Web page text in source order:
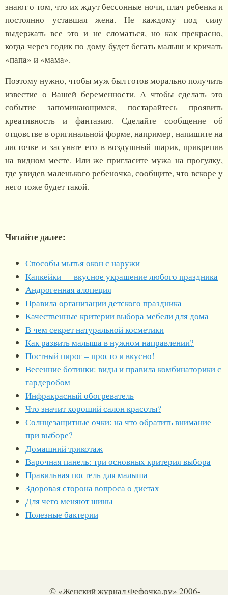
знают о том, что их ждут бессонные ночи, плач ребенка и
постоянно уставшая жена. Не каждому под силу
выдержать все это и не сломаться, но как прекрасно,
когда через годик по дому будет бегать малыш и кричать
«папа» и «мама».
Поэтому нужно, чтобы муж был готов морально получить
известие о Вашей беременности. А чтобы сделать это
событие запоминающимся, постарайтесь проявить
креативность и фантазию. Сделайте сообщение об
отцовстве в оригинальной форме, например, напишите на
листочке и засуньте его в воздушный шарик, прикрепив
на видном месте. Или же пригласите мужа на прогулку,
где увидев маленького ребеночка, сообщите, что вскоре у
него тоже будет такой.
Читайте далее:
Способы мытья окон с наружи
Капкейки — вкусное украшение любого праздника
Андрогенная алопеция
Правила организации детского праздника
Качественные критерии выбора мебели для дома
В чем секрет натуральной косметики
Как развить малыша в нужном направлении?
Постный пирог – просто и вкусно!
Весенние ботинки: виды и правила комбинаторики с
гардеробом
Инфракрасный обогреватель
Что значит хороший салон красоты?
Солнцезащитные очки: на что обратить внимание
при выборе?
Домашний трикотаж
Варочная панель: три основных критерия выбора
Правильная постель для малыша
Здоровая сторона вопроса о диетах
Для чего меняют шины
Полезные бактерии
© «Женский журнал Фефочка.ру» 2006-